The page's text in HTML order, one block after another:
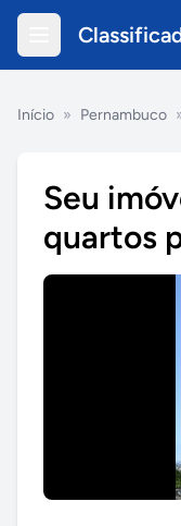
Início » Pernambuco
Seu
quartos